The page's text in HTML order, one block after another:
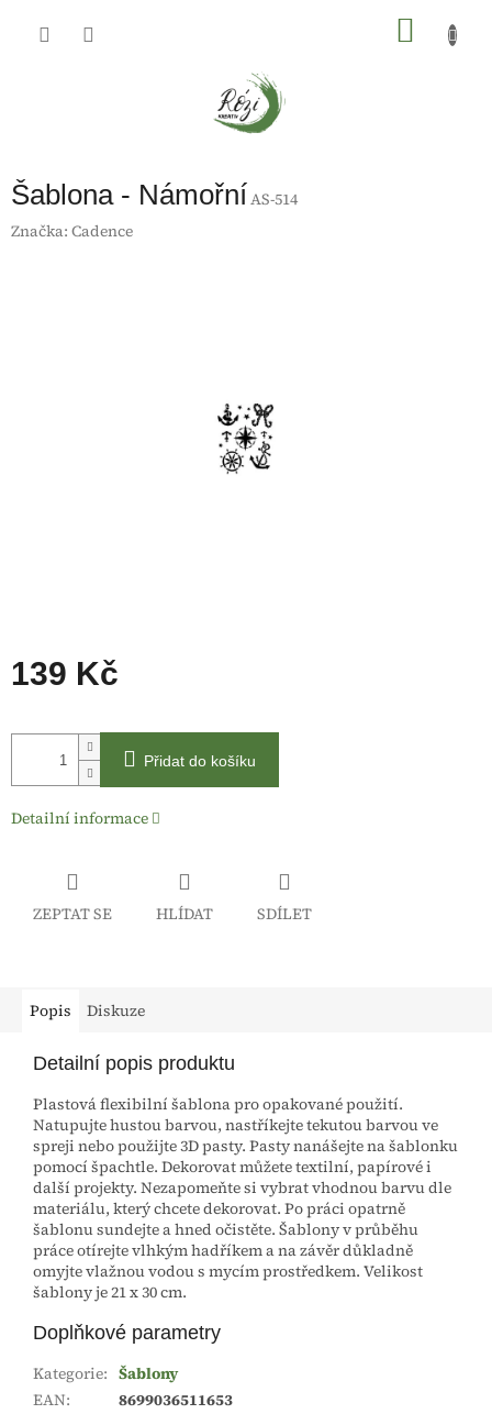
Šablona - NámořníAS-514
Značka: Cadence
139 Kč
cena:
Přidat do košíku
Detailní informace
ZEPTAT SE HLÍDAT SDÍLET
Popis Diskuze
Detailní popis produktu
Plastová flexibilní šablona pro opakované použití.
Natupujte hustou barvou, nastříkejte tekutou barvou ve
spreji nebo použijte 3D pasty. Pasty nanášejte na šablonku
pomocí špachtle. Dekorovat můžete textilní, papírové i
další projekty. Nezapomeňte si vybrat vhodnou barvu dle
materiálu, který chcete dekorovat. Po práci opatrně
šablonu sundejte a hned očistěte. Šablony v průběhu
práce otírejte vlhkým hadříkem a na závěr důkladně
omyjte vlažnou vodou s mycím prostředkem. Velikost
šablony je 21 x 30 cm.
Doplňkové parametry
Kategorie: Šablony
EAN: 8699036511653